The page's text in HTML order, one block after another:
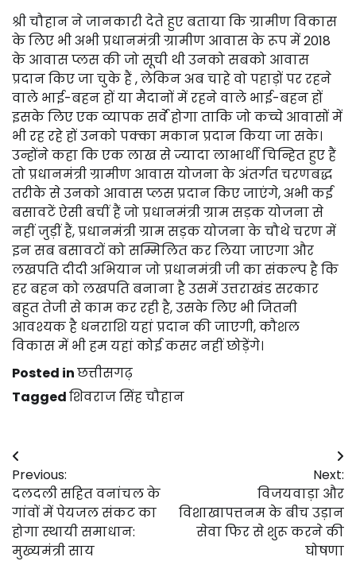
श्री चौहान ने जानकारी देते हुए बताया कि ग्रामीण विकास
के लिए भी अभी प्रधानमंत्री ग्रामीण आवास के रूप में 2018
के आवास प्लस की जो सूची थी उनको सबको आवास
प्रदान किए जा चुके हैं , लेकिन अब चाहे वो पहाड़ों पर रहने
वाले भाई-बहन हों या मैदानों में रहने वाले भाई-बहन हों
इसके लिए एक व्यापक सर्वे होगा ताकि जो कच्चे आवासों में
भी रह रहे हों उनको पक्का मकान प्रदान किया जा सके।
उन्होंने कहा कि एक लाख से ज्यादा लाभार्थी चिन्हित हुए हैं
तो प्रधानमंत्री ग्रामीण आवास योजना के अंतर्गत चरणबद्ध
तरीके से उनको आवास प्लस प्रदान किए जाएंगे, अभी कई
बसावटें ऐसी बचीं हैं जो प्रधानमंत्री ग्राम सड़क योजना से
नहीं जुड़ीं हैं, प्रधानमंत्री ग्राम सड़क योजना के चौथे चरण में
इन सब बसावटों को सम्मिलित कर लिया जाएगा और
लखपति दीदी अभियान जो प्रधानमंत्री जी का संकल्प है कि
हर बहन को लखपति बनाना है उसमें उत्तराखंड सरकार
बहुत तेजी से काम कर रही है, उसके लिए भी जितनी
आवश्यक है धनराशि यहां प्रदान की जाएगी, कौशल
विकास में भी हम यहां कोई कसर नहीं छोड़ेंगे।
Posted inछत्तीसगढ़
Taggedशिवराज सिंह चौहान
Post
navigation
Previous:
दलदली सहित वनांचल के
गांवों में पेयजल संकट का
होगा स्थायी समाधान:
मुख्यमंत्री साय
Next:
विजयवाड़ा और
विशाखापत्तनम के बीच उड़ान
सेवा फिर से शुरू करने की
घोषणा